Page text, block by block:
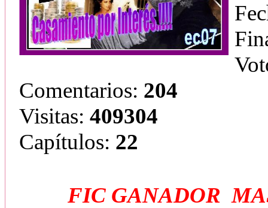
Comentarios: 204
Visitas: 409304
Capítulos: 22
FIC GANADOR